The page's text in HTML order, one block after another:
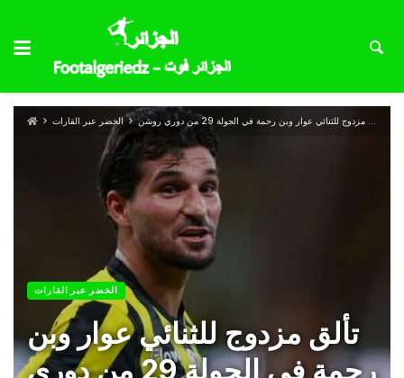
الخضر عبر القارات تألق مزدوج للثنائي عوار وبن رحمة في الجولة 29 من دوري روشن
الخضر عبر القارات
تألق مزدوج للثنائي عوار وبن
رحمة في الجولة 29 من دوري